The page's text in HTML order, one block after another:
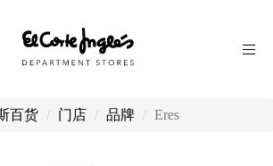
百货 门店 品牌 Eres